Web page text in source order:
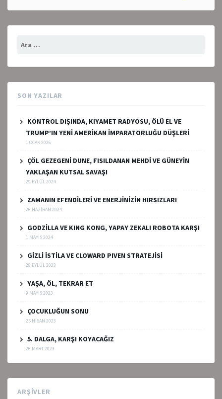
SON YAZILAR
KONTROL DIŞINDA, KIYAMET RADYOSU, ÖLÜ EL VE
TRUMP’IN YENİ AMERİKAN İMPARATORLUĞU DÜŞLERİ
1 OCAK 2026
ÇÖL GEZEGENİ DUNE, FISILDANAN MEHDİ VE GÜNEYİN
YAKLAŞAN KUTSAL SAVAŞI
29 EYLÜL 2024
ZAMANIN EFENDİLERİ VE ENERJİNİZİN HIRSIZLARI
26 HAZIRAN 2024
GODZİLLA VE KING KONG, YAPAY ZEKALI ROBOTA KARŞI
1 MAYIS 2024
GİZLİ İSTİLA VE CLOWARD PIVEN STRATEJİSİ
29 EYLÜL 2023
YAŞA, ÖL, TEKRAR ET
9 MAYIS 2023
ÇOCUKLUĞUN SONU
25 NISAN 2023
5. DALGA, KARŞI KOYACAĞIZ
26 MART 2023
ARŞIVLER